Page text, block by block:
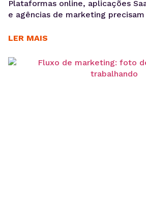
Plataformas online, aplicações
e agências de marketing
sensíveis, o que aumenta a
uma questão jurídica, mas uma
arquitetura, governança e gestão
LER MAIS